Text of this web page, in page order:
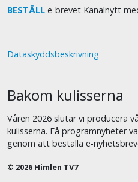
BESTÄLL e-brevet Kanalnytt
Dataskyddsbeskrivning
Bakom kulisserna
Våren 2026 slutar vi producera
kulisserna. Få programnyheter
genom att beställa e-
© 2026 Himlen TV7